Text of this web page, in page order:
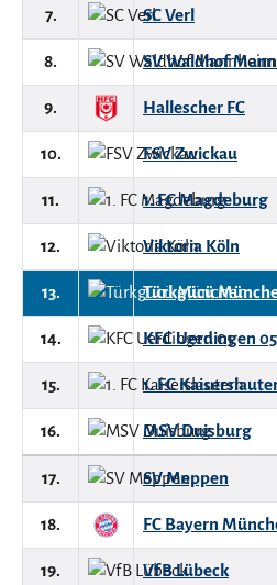
7. SC Verl
8. SV Waldhof
9. Hallescher FC
10. FSV Zwickau
11. 1. FC Magdeburg
12. Viktoria Köln
13. Türkgücü
14. KFC Uerdingen 05
15. 1. FC
16. MSV Duisburg
17. SV Meppen
18. FC Bayern
19. VfB Lübeck